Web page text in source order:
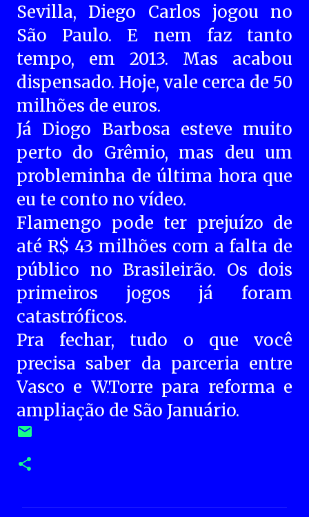
Sevilla, Diego Carlos jogou no
São Paulo. E nem faz tanto
tempo, em 2013. Mas acabou
dispensado. Hoje, vale cerca de 50
milhões de euros.
Já Diogo Barbosa esteve muito
perto do Grêmio, mas deu um
probleminha de última hora que
eu te conto no vídeo.
Flamengo pode ter prejuízo de
até R$ 43 milhões com a falta de
público no Brasileirão. Os dois
primeiros jogos já foram
catastróficos.
Pra fechar, tudo o que você
precisa saber da parceria entre
Vasco e W.Torre para reforma e
ampliação de São Januário.